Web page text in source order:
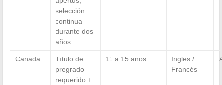
selección
continua
durante dos
años
Canadá
Título de
pregrado
requerido +
11 a 15 años
Inglés /
Francés